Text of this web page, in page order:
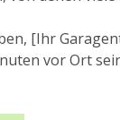
[Ihr
vor Ort